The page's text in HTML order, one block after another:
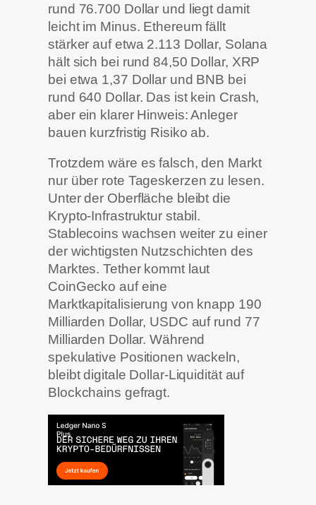
rund 76.700 Dollar und liegt damit
leicht im Minus. Ethereum fällt
stärker auf etwa 2.113 Dollar, Solana
hält sich bei rund 84,50 Dollar, XRP
bei etwa 1,37 Dollar und BNB bei
rund 640 Dollar. Das ist kein Crash,
aber ein klarer Hinweis: Anleger
bauen kurzfristig Risiko ab.
Trotzdem wäre es falsch, den Markt
nur über rote Tageskerzen zu lesen.
Unter der Oberfläche bleibt die
Krypto-Infrastruktur stabil.
Stablecoins wachsen weiter zu einer
der wichtigsten Nutzschichten des
Marktes. Tether kommt laut
CoinGecko auf eine
Marktkapitalisierung von knapp 190
Milliarden Dollar, USDC auf rund 77
Milliarden Dollar. Während
spekulative Positionen wackeln,
bleibt digitale Dollar-Liquidität auf
Blockchains gefragt.